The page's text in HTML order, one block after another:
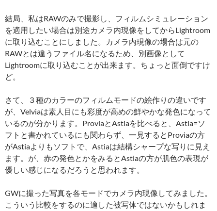
結局、私はRAWのみで撮影し、フィルムシミュレーション
を適用したい場合は別途カメラ内現像をしてからLightroom
に取り込むことにしました。カメラ内現像の場合は元の
RAWとは違うファイル名になるため、別画像として
Lightroomに取り込むことが出来ます。ちょっと面倒ですけ
ど。
さて、３種のカラーのフィルムモードの絵作りの違いです
が、Velviaは素人目にも彩度が高めの鮮やかな発色になって
いるのが分かります。ProviaとAstiaを比べると、Astia=ソ
フトと書かれているにも関わらず、一見するとProviaの方
がAstiaよりもソフトで、Astiaは結構シャープな写りに見え
ます。が、赤の発色とかをみるとAstiaの方が肌色の表現が
優しい感じになるだろうと思われます。
GWに撮った写真を各モードでカメラ内現像してみました。
こういう比較をするのに適した被写体ではないかもしれま